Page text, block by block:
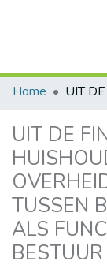
Home
UIT DE
TUSSEN
ALS